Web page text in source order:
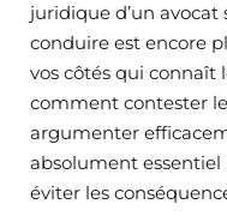
juridique d’un
conduire est encore
vos côtés qui connaît
comment contester
argumenter
absolument
éviter les